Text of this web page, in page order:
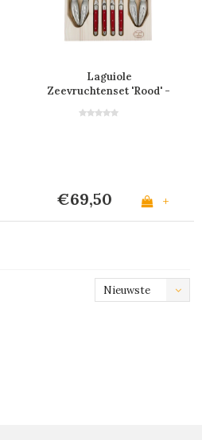
Laguiole
Zeevruchtenset 'Rood' -
Krabvorkjes
€69,50 +
Nieuwste